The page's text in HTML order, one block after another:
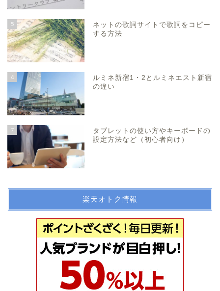
5
ネットの歌詞サイトで歌詞をコピー
する方法
6
ルミネ新宿1・2とルミネエスト新宿
の違い
7
タブレットの使い方やキーボードの
設定方法など（初心者向け）
楽天オトク情報